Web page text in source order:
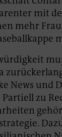
mit
mehr
News und
Partiell zu